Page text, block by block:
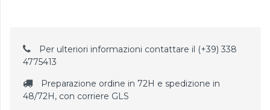
Per ulteriori informazioni contattare il (+39) 338
4775413
Preparazione ordine in 72H e spedizione in
48/72H, con corriere GLS